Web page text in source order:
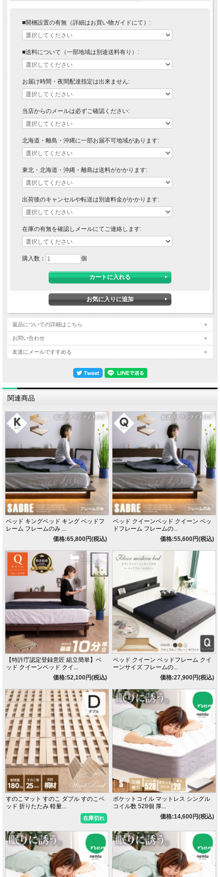
■開梱設置の有無（詳細はお買い物ガイドにて）:
■送料について（一部地域は別途送料有り）:
お届け時間・夜間配達指定は出来ません:
当店からのメールは必ずご確認ください:
北海道・離島・沖縄に一部お届不可地域があります:
東北・北海道・沖縄・離島は送料がかかります:
出荷後のキャンセルや転送は別途料金がかかります:
在庫の有無を確認しメールにてご連絡します:
購入数： 個
返品についての詳細はこちら
お問い合わせ
友達にメールですすめる
関連商品
ベッド キングベッド キング ベッドフ
レーム フレームのみ ...
価格:65,800円(税込)
ベッド クイーンベッド クイーン ベッ
ドフレーム フレームの...
価格:55,600円(税込)
【特許庁認定登録意匠 組立簡単】ベ
ッド クイーンベッド クイ...
価格:52,100円(税込)
ベッド クイーン ベッドフレーム クイ
ーンサイズ フレームの...
価格:27,900円(税込)
すのこマット すのこ ダブル すのこベ
ッド 折りたたみ 軽量...
在庫切れ
ポケットコイル マットレス シングル
コイル数 528個 厚...
価格:14,600円(税込)